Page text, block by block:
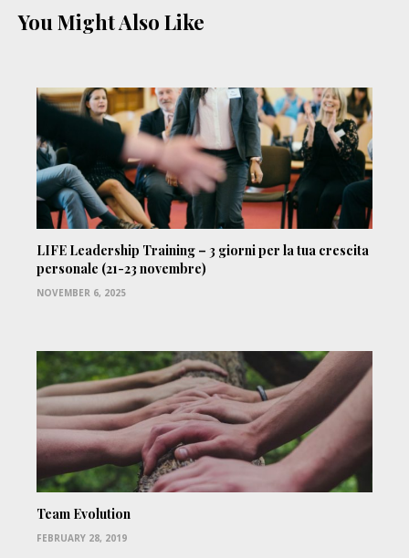
You Might Also Like
LIFE Leadership Training – 3 giorni per la tua crescita
personale (21-23 novembre)
NOVEMBER 6, 2025
Team Evolution
FEBRUARY 28, 2019